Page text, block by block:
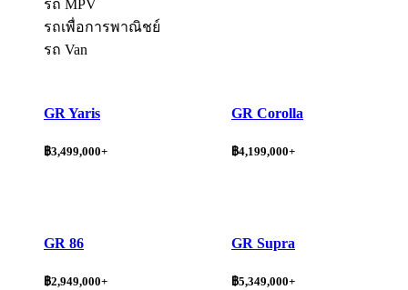
รถ MPV
รถเพื่อการพาณิชย์
รถ Van
GR Yaris
฿3,499,000+
GR Corolla
฿4,199,000+
GR 86
฿2,949,000+
GR Supra
฿5,349,000+